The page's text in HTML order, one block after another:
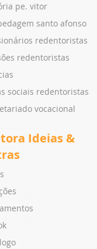
pe. vitor
santo afonso
redentoristas
redentoristas
sociais redentoristas
vocacional
Ideias &